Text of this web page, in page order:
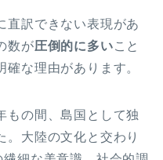
直訳できない表現があ
数が圧倒的に多いこと
な理由があります。
もの間、島国として独
。大陸の文化と交わり